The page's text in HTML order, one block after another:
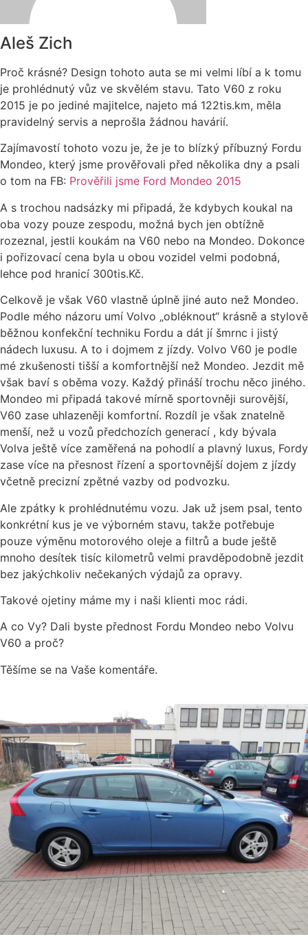
Aleš Zich
Proč krásné? Design tohoto auta se mi velmi líbí a k tomu
je prohlédnutý vůz ve skvělém stavu. Tato V60 z roku
2015 je po jediné majitelce, najeto má 122tis.km, měla
pravidelný servis a neprošla žádnou havárií.
Zajímavostí tohoto vozu je, že je to blízký příbuzný Fordu
Mondeo, který jsme prověřovali před několika dny a psali
o tom na FB: Prověřili jsme Ford Mondeo 2015
A s trochou nadsázky mi připadá, že kdybych koukal na
oba vozy pouze zespodu, možná bych jen obtížně
rozeznal, jestli koukám na V60 nebo na Mondeo. Dokonce
i pořizovací cena byla u obou vozidel velmi podobná,
lehce pod hranicí 300tis.Kč.
Celkově je však V60 vlastně úplně jiné auto než Mondeo.
Podle mého názoru umí Volvo „obléknout“ krásně a stylově
běžnou konfekční techniku Fordu a dát jí šmrnc i jistý
nádech luxusu. A to i dojmem z jízdy. Volvo V60 je podle
mé zkušenosti tišší a komfortnější než Mondeo. Jezdit mě
však baví s oběma vozy. Každý přináší trochu něco jiného.
Mondeo mi připadá takové mírně sportovněji surovější,
V60 zase uhlazeněji komfortní. Rozdíl je však znatelně
menší, než u vozů předchozích generací , kdy bývala
Volva ještě více zaměřená na pohodlí a plavný luxus, Fordy
zase více na přesnost řízení a sportovnější dojem z jízdy
včetně precizní zpětné vazby od podvozku.
Ale zpátky k prohlédnutému vozu. Jak už jsem psal, tento
konkrétní kus je ve výborném stavu, takže potřebuje
pouze výměnu motorového oleje a filtrů a bude ještě
mnoho desítek tisíc kilometrů velmi pravděpodobně jezdit
bez jakýchkoliv nečekaných výdajů za opravy.
Takové ojetiny máme my i naši klienti moc rádi.
A co Vy? Dali byste přednost Fordu Mondeo nebo Volvu
V60 a proč?
Těšíme se na Vaše komentáře.